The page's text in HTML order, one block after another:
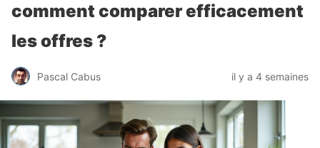
comment comparer efficacement
les offres ?
Pascal Cabus il y a 4 semaines